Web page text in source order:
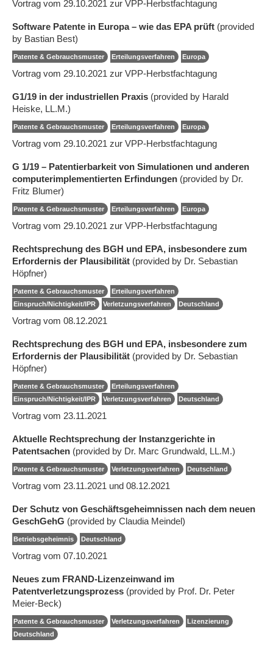
Vortrag vom 29.10.2021 zur VPP-Herbstfachtagung
Software Patente in Europa – wie das EPA prüft (provided
by Bastian Best)
Patente & Gebrauchsmuster Erteilungsverfahren Europa
Vortrag vom 29.10.2021 zur VPP-Herbstfachtagung
G1/19 in der industriellen Praxis (provided by Harald
Heiske, LL.M.)
Patente & Gebrauchsmuster Erteilungsverfahren Europa
Vortrag vom 29.10.2021 zur VPP-Herbstfachtagung
G 1/19 – Patentierbarkeit von Simulationen und anderen
computerimplementierten Erfindungen (provided by Dr.
Fritz Blumer)
Patente & Gebrauchsmuster Erteilungsverfahren Europa
Vortrag vom 29.10.2021 zur VPP-Herbstfachtagung
Rechtsprechung des BGH und EPA, insbesondere zum
Erfordernis der Plausibilität (provided by Dr. Sebastian
Höpfner)
Patente & Gebrauchsmuster
Erteilungsverfahren
Einspruch/Nichtigkeit/IPR
Verletzungsverfahren Deutschland
Vortrag vom 08.12.2021
Rechtsprechung des BGH und EPA, insbesondere zum
Erfordernis der Plausibilität (provided by Dr. Sebastian
Höpfner)
Patente & Gebrauchsmuster
Erteilungsverfahren
Einspruch/Nichtigkeit/IPR
Verletzungsverfahren Deutschland
Vortrag vom 23.11.2021
Aktuelle Rechtsprechung der Instanzgerichte in
Patentsachen (provided by Dr. Marc Grundwald, LL.M.)
Patente & Gebrauchsmuster Verletzungsverfahren Deutschland
Vortrag vom 23.11.2021 und 08.12.2021
Der Schutz von Geschäftsgeheimnissen nach dem neuen
GeschGehG (provided by Claudia Meindel)
Betriebsgeheimnis Deutschland
Vortrag vom 07.10.2021
Neues zum FRAND-Lizenzeinwand im
Patentverletzungsprozess (provided by Prof. Dr. Peter
Meier-Beck)
Patente & Gebrauchsmuster Verletzungsverfahren
Lizenzierung
Deutschland